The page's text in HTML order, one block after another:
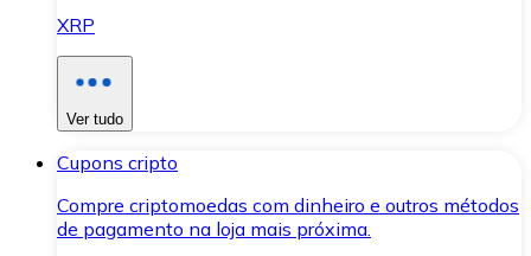
XRP
Ver tudo
Cupons cripto
Compre criptomoedas com dinheiro e outros métodos
de pagamento na loja mais próxima.